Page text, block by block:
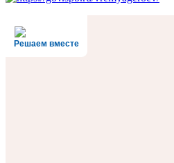
Решаем вместе